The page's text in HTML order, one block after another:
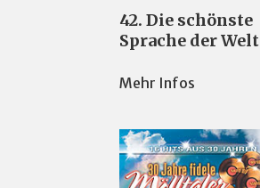
42. Die schönste
Sprache der Welt
Mehr Infos